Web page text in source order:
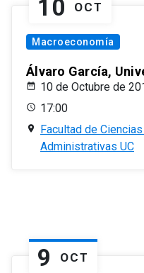
10 OCT
Macroeconomía
Álvaro García,
10 de Octubre de
17:00
Facultad de
Administrativas UC
9 OCT